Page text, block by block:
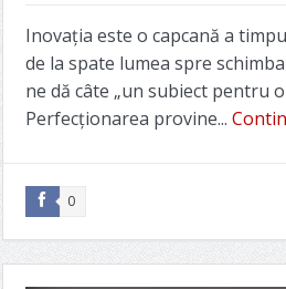
Inovaţia este o capcană a
de la spate lumea spre
ne dă câte „un subiect pentru
Perfecţionarea provine...
0